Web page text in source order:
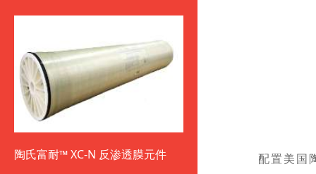
陶氏富耐™ XC-N 反渗透膜元件 配置美国陶